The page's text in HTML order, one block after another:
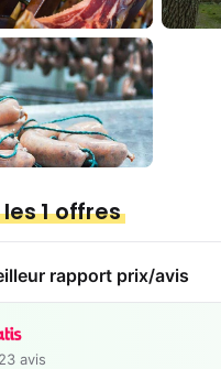
1 offres
rapport prix/avis
avis